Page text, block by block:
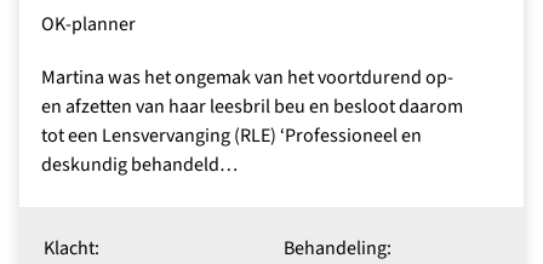
OK-planner
Martina was het ongemak van het voortdurend op-
en afzetten van haar leesbril beu en besloot daarom
tot een Lensvervanging (RLE) ‘Professioneel en
deskundig behandeld…
Klacht:
Behandeling: